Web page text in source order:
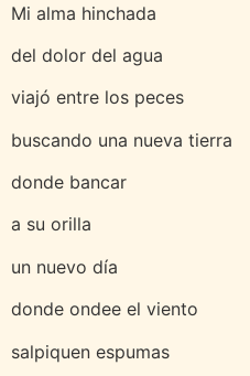
Mi alma hinchada
del dolor del agua
viajó entre los peces
buscando una nueva tierra
donde bancar
a su orilla
un nuevo día
donde ondee el viento
salpiquen espumas